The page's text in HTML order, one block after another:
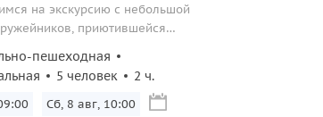
на экскурсию с небольшой
приютившейся
и Русским драматическим.
Памятник ижевским
и монументальную
пешеходная
5 человек 2 ч.
Сб, 8 авг, 10:00